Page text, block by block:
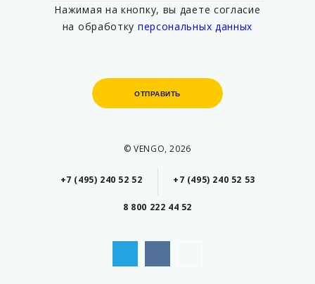
Нажимая на кнопку, вы даете согласие
на обработку персональных данных
ОТПРАВИТЬ
ОТПРАВИТЬ
© VENGO, 2026
+7 (495) 240 52 52 +7 (495) 240 52 53
8 800 222 44 52